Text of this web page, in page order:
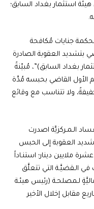
استثمار بغداد السابق؛
جنايات مُكافحة
بتشديد العقوبة الصادرة
بغداد السابق)”، مُبيّنةً
الأول القاضي بحبسه مُدَّة
ولا تتناسب مع وقائع
الـمـركزيَّة اصدرت
العقوبة إلى الحبس
ملايين دينار؛ استنـاداً
العقـوبات في الـقضيَّـة التي تتعلَّق
لـمصلحـة (رئيس هيئـة
مقابل إخلال الأخير